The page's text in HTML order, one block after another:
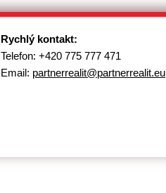
Rychlý kontakt:
Telefon: +420 775 777 471
Email: partnerrealit@partnerrealit.eu